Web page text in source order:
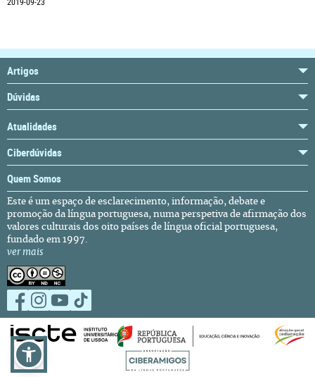
2019-09-23
Artigos
Dúvidas
Atualidades
Ciberdúvidas
Quem Somos
Este é um espaço de esclarecimento, informação, debate e
promoção da língua portuguesa, numa perspetiva de afirmação dos
valores culturais dos oito países de língua oficial portuguesa,
fundado em 1997.
ver mais